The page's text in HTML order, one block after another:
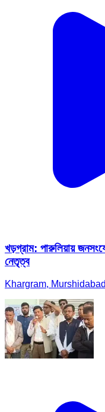
খড়গ্রাম: পারুলিয়ায়
নেতৃত্ব
Khargram,